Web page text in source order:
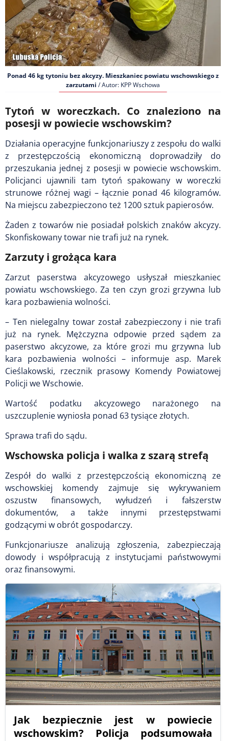
Ponad 46 kg tytoniu bez akcyzy. Mieszkaniec powiatu wschowskiego z
zarzutami / Autor: KPP Wschowa
Tytoń w woreczkach. Co znaleziono na
posesji w powiecie wschowskim?
Działania operacyjne funkcjonariuszy z zespołu do walki
z przestępczością ekonomiczną doprowadziły do
przeszukania jednej z posesji w powiecie wschowskim.
Policjanci ujawnili tam tytoń spakowany w woreczki
strunowe różnej wagi – łącznie ponad 46 kilogramów.
Na miejscu zabezpieczono też 1200 sztuk papierosów.
Żaden z towarów nie posiadał polskich znaków akcyzy.
Skonfiskowany towar nie trafi już na rynek.
Zarzuty i grożąca kara
Zarzut paserstwa akcyzowego usłyszał mieszkaniec
powiatu wschowskiego. Za ten czyn grozi grzywna lub
kara pozbawienia wolności.
– Ten nielegalny towar został zabezpieczony i nie trafi
już na rynek. Mężczyzna odpowie przed sądem za
paserstwo akcyzowe, za które grozi mu grzywna lub
kara pozbawienia wolności – informuje asp. Marek
Cieślakowski, rzecznik prasowy Komendy Powiatowej
Policji we Wschowie.
Wartość podatku akcyzowego narażonego na
uszczuplenie wyniosła ponad 63 tysiące złotych.
Sprawa trafi do sądu.
Wschowska policja i walka z szarą strefą
Zespół do walki z przestępczością ekonomiczną ze
wschowskiej komendy zajmuje się wykrywaniem
oszustw finansowych, wyłudzeń i fałszerstw
dokumentów, a także innymi przestępstwami
godzącymi w obrót gospodarczy.
Funkcjonariusze analizują zgłoszenia, zabezpieczają
dowody i współpracują z instytucjami państwowymi
oraz finansowymi.
Jak bezpiecznie jest w powiecie
wschowskim? Policja podsumowała